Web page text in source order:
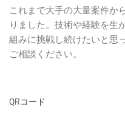
これまで大手の大量案件か
りました。技術や経験を生
組みに挑戦し続けたいと思
ご相談ください。
QRコード